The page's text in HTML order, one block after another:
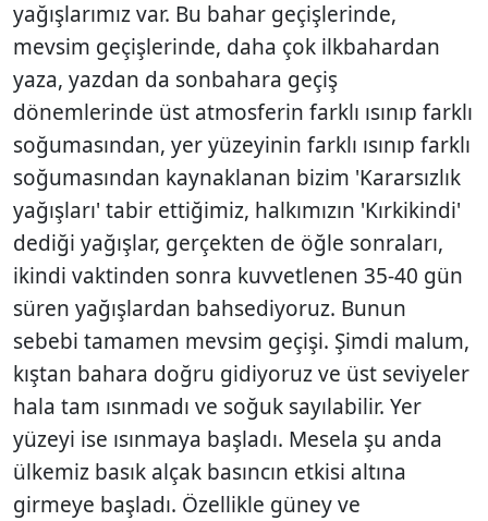
yağışlarımız var. Bu bahar geçişlerinde,
mevsim geçişlerinde, daha çok ilkbahardan
yaza, yazdan da sonbahara geçiş
dönemlerinde üst atmosferin farklı ısınıp farklı
soğumasından, yer yüzeyinin farklı ısınıp farklı
soğumasından kaynaklanan bizim 'Kararsızlık
yağışları' tabir ettiğimiz, halkımızın 'Kırkikindi'
dediği yağışlar, gerçekten de öğle sonraları,
ikindi vaktinden sonra kuvvetlenen 35-40 gün
süren yağışlardan bahsediyoruz. Bunun
sebebi tamamen mevsim geçişi. Şimdi malum,
kıştan bahara doğru gidiyoruz ve üst seviyeler
hala tam ısınmadı ve soğuk sayılabilir. Yer
yüzeyi ise ısınmaya başladı. Mesela şu anda
ülkemiz basık alçak basıncın etkisi altına
girmeye başladı. Özellikle güney ve